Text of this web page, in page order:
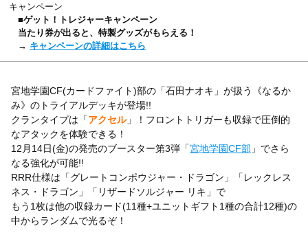
キャンペーン
■ゲット！トレジャーキャンペーン
当たり券が出ると、特製グッズがもらえる！
→ キャンペーンの詳細はこちら
宮地学園CF(カードファイト)部の「石田ナオキ」が扱う《なるか
み》のトライアルデッキが登場!!
クランタイプは「アクセル」！フロントトリガーも収録で圧倒的
なアタックを体験できる！
12月14日(金)の発売のブースター第3弾「宮地学園CF部 」でさら
なる強化が可能!!
RRR仕様は「グレートコンポウジャー・ドラゴン」「レックレス
ネス・ドラゴン」「リザードソルジャー リキ」で
もう1枚は他の収録カード(11種+ユニットギフト1種の合計12種)の
中からランダムで光るぞ！